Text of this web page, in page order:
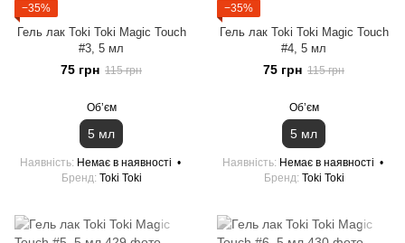
−35%
Гель лак Toki Toki Magic Touch
#3, 5 мл
75 грн 115 грн
Обʼєм
5 мл
Наявність
Немає в наявності
Бренд Toki Toki
−35%
Гель лак Toki Toki Magic Touch
#4, 5 мл
75 грн 115 грн
Обʼєм
5 мл
Наявність
Немає в наявності
Бренд Toki Toki